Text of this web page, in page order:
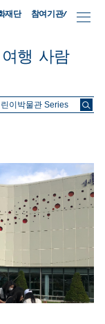
재단 참여기관/
여행 사람